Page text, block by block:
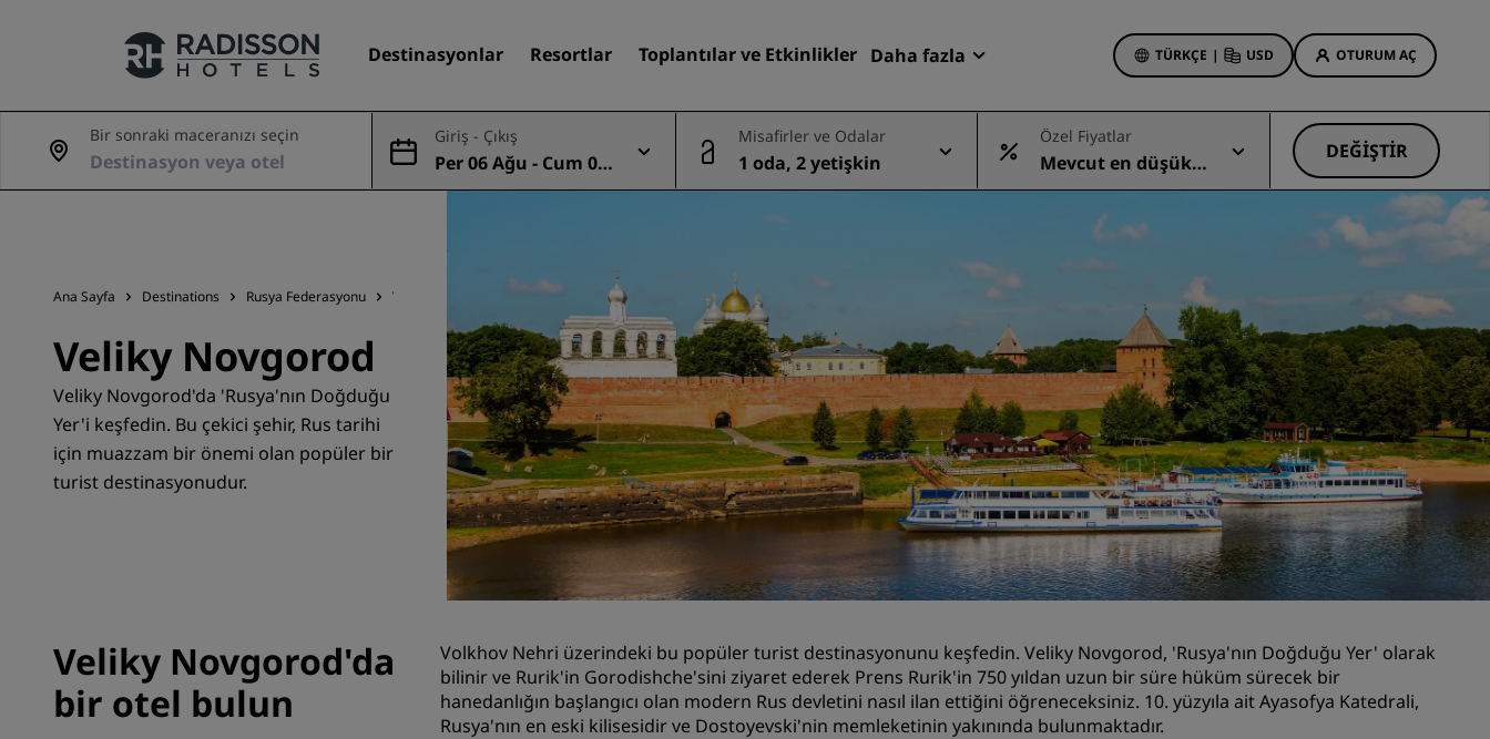
Destinasyonlar Resortlar Toplantılar ve Etkinlikler Daha fazla
Fırsatlar
Radisson Rewards
Rezervasyonlarım
TÜRKÇE | USD OTURUM AÇ
Markalarımız
Otelinizi bulun
Havaalanı otelleri
Yeni & yakında kullanıma
sunulacak oteller
Toplantılar ve Etkinlikler
Radisson Meetings'i Keşfedin
Toplantı odası rezerve edin
Fiyat Teklifi İsteyin
Etkinlik Destinasyonları
Uçuş ara
Uçuş ara
Otel Fırsatları
Tekliflerimizi keşfedin
Deals of the Day
Erken rezervasyon
Paketlerimize göz atın
Seyahat fikirleri
Aile dostu oteller
Rad Pets
Düğün mekanları
Sürdürülebilir konaklamalar
Spor takımı konaklamaları
Şehir merkezi otelleri
Blogumuzu ziyaret edin
Bir sonraki maceranızı seçin Giriş - Çıkış
Per 06 Ağu - Cum 07
Ağu
Misafirler ve Odalar
1 oda, 2 yetişkin
Özel Fiyatlar
Mevcut en düşük
fiyat
DEĞIŞTIR
Ana Sayfa Destinations Rusya Federasyonu Veliky Novgorod
Veliky Novgorod
Veliky Novgorod'da 'Rusya'nın Doğduğu
Yer'i keşfedin. Bu çekici şehir, Rus tarihi
için muazzam bir önemi olan popüler bir
turist destinasyonudur.
Veliky Novgorod'da
bir otel bulun
Volkhov Nehri üzerindeki bu popüler turist destinasyonunu keşfedin. Veliky Novgorod, 'Rusya'nın Doğduğu Yer' olarak
bilinir ve Rurik'in Gorodishche'sini ziyaret ederek Prens Rurik'in 750 yıldan uzun bir süre hüküm sürecek bir
hanedanlığın başlangıcı olan modern Rus devletini nasıl ilan ettiğini öğreneceksiniz. 10. yüzyıla ait Ayasofya Katedrali,
Rusya'nın en eski kilisesidir ve Dostoyevski'nin memleketinin yakınında bulunmaktadır.